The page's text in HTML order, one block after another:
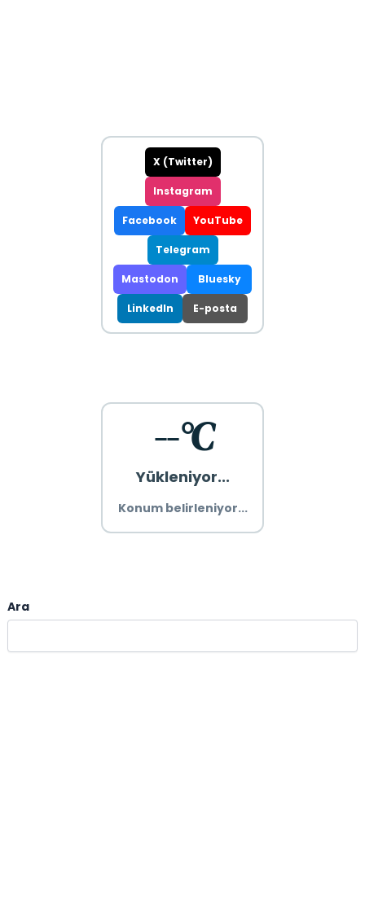
X (Twitter)
Instagram
Facebook YouTube
Telegram
Mastodon Bluesky
LinkedIn E-posta
--°C
Yükleniyor...
Konum belirleniyor...
Ara